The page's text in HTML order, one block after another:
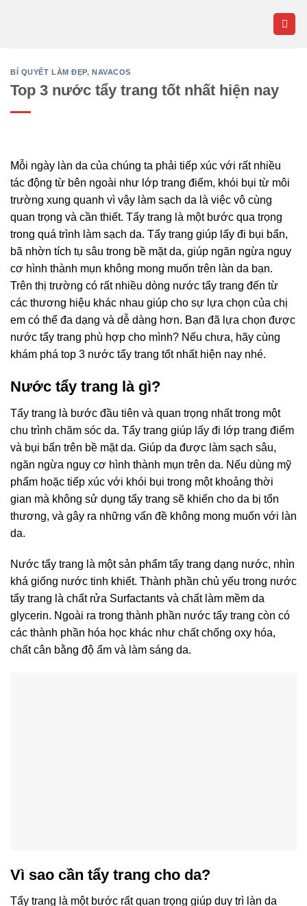
BÍ QUYẾT LÀM ĐẸP,NAVACOS
Top 3 nước tẩy trang tốt nhất hiện nay
Mỗi ngày làn da của chúng ta phải tiếp xúc với rất nhiều
tác động từ bên ngoài như lớp trang điểm, khói bụi từ môi
trường xung quanh vì vậy làm sạch da là việc vô cùng
quan trọng và cần thiết. Tẩy trang là một bước qua trọng
trong quá trình làm sạch da. Tẩy trang giúp lấy đi bụi bẩn,
bã nhờn tích tụ sâu trong bề mặt da, giúp ngăn ngừa nguy
cơ hình thành mụn không mong muốn trên làn da bạn.
Trên thị trường có rất nhiều dòng nước tẩy trang đến từ
các thương hiệu khác nhau giúp cho sự lựa chọn của chị
em có thể đa dạng và dễ dàng hơn. Bạn đã lựa chọn được
nước tẩy trang phù hợp cho mình? Nếu chưa, hãy cùng
khám phá top 3 nước tẩy trang tốt nhất hiện nay nhé.
Nước tẩy trang là gì?
Tẩy trang là bước đầu tiên và quan trọng nhất trong một
chu trình chăm sóc da. Tẩy trang giúp lấy đi lớp trang điểm
và bụi bẩn trên bề mặt da. Giúp da được làm sạch sâu,
ngăn ngừa nguy cơ hình thành mụn trên da. Nếu dùng mỹ
phẩm hoặc tiếp xúc với khói bụi trong một khoảng thời
gian mà không sử dụng tẩy trang sẽ khiến cho da bị tổn
thương, và gây ra những vấn đề không mong muốn với làn
da.
Nước tẩy trang là một sản phẩm tẩy trang dạng nước, nhìn
khá giống nước tinh khiết. Thành phần chủ yếu trong nước
tẩy trang là chất rửa Surfactants và chất làm mềm da
glycerin. Ngoài ra trong thành phần nước tẩy trang còn có
các thành phần hóa học khác như chất chống oxy hóa,
chất cân bằng độ ẩm và làm sáng da.
Vì sao cần tẩy trang cho da?
Tẩy trang là một bước rất quan trọng giúp duy trì làn da